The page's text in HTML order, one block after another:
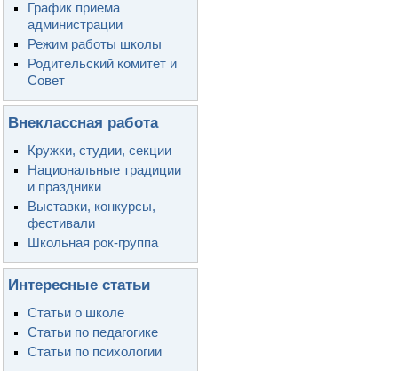
График приема
администрации
Режим работы школы
Родительский комитет и
Совет
Внеклассная работа
Кружки, студии, секции
Национальные традиции
и праздники
Выставки, конкурсы,
фестивали
Школьная рок-группа
Интересные статьи
Статьи о школе
Статьи по педагогике
Статьи по психологии